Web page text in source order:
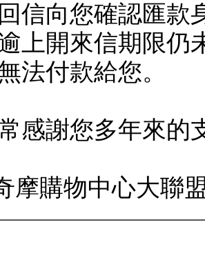
信向您確認匯款
上開來信期限仍
法付款給您。
感謝您多年來的
摩購物中心大